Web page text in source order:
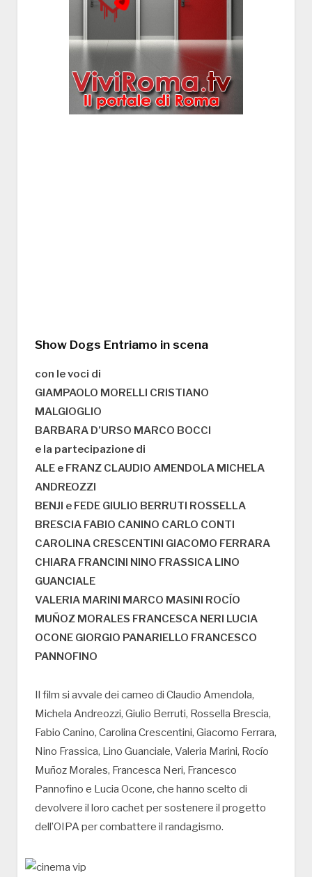
Show Dogs Entriamo in scena
con le voci di
GIAMPAOLO MORELLI CRISTIANO
MALGIOGLIO
BARBARA D’URSO MARCO BOCCI
e la partecipazione di
ALE e FRANZ CLAUDIO AMENDOLA MICHELA
ANDREOZZI
BENJI e FEDE GIULIO BERRUTI ROSSELLA
BRESCIA FABIO CANINO CARLO CONTI
CAROLINA CRESCENTINI GIACOMO FERRARA
CHIARA FRANCINI NINO FRASSICA LINO
GUANCIALE
VALERIA MARINI MARCO MASINI ROCÍO
MUÑOZ MORALES FRANCESCA NERI LUCIA
OCONE GIORGIO PANARIELLO FRANCESCO
PANNOFINO
Il film si avvale dei cameo di Claudio Amendola,
Michela Andreozzi, Giulio Berruti, Rossella Brescia,
Fabio Canino, Carolina Crescentini, Giacomo Ferrara,
Nino Frassica, Lino Guanciale, Valeria Marini, Rocío
Muñoz Morales, Francesca Neri, Francesco
Pannofino e Lucia Ocone, che hanno scelto di
devolvere il loro cachet per sostenere il progetto
dell’OIPA per combattere il randagismo.